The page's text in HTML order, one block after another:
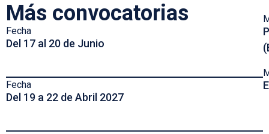
Más convocatorias
Fecha
Del 17 al 20 de Junio
Fecha
Del 19 a 22 de Abril 2027